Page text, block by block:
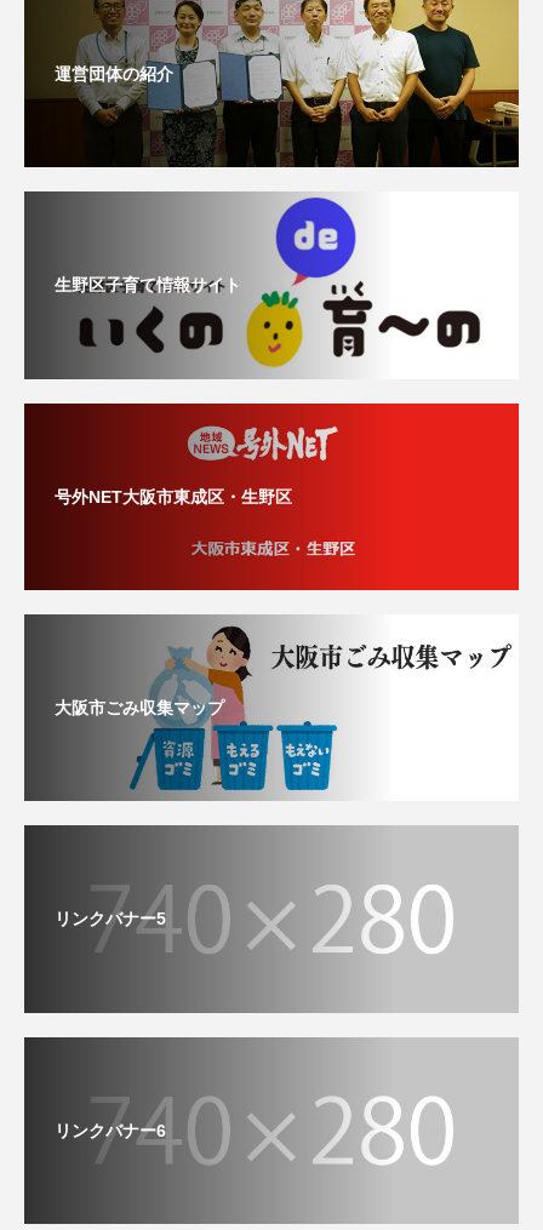
運営団体の紹介
生野区子育て情報サイト
号外NET大阪市東成区・生野区
大阪市ごみ収集マップ
リンクバナー5
リンクバナー6